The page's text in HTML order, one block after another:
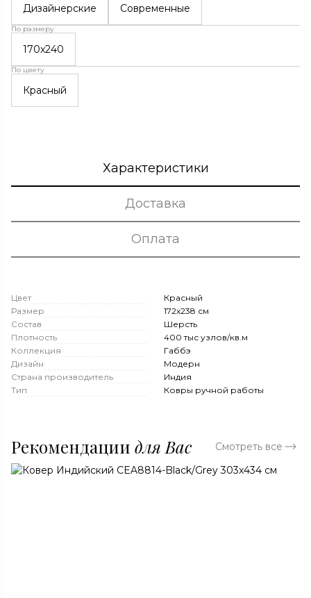
Дизайнерские Современные
По размеру
170x240
По цвету
Красный
Характеристики
Доставка
Оплата
Цвет
Красный
Размер
172x238 см
Состав
Шерсть
Плотность
400 тыс узлов/кв.м
Коллекция
Габбэ
Дизайн
Модерн
Страна производитель
Индия
Тип
Ковры ручной работы
Рекомендации для Вас Смотреть все